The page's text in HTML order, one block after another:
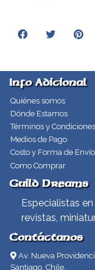
Info Adicional
Quiénes somos
Dónde Estamos
Términos y Condiciones
Medios de Pago
Costo y Forma de
Como Comprar
Guild Dreams
Especialistas
revistas,
Contáctanos
Av. Nueva
Santiago, Chile.